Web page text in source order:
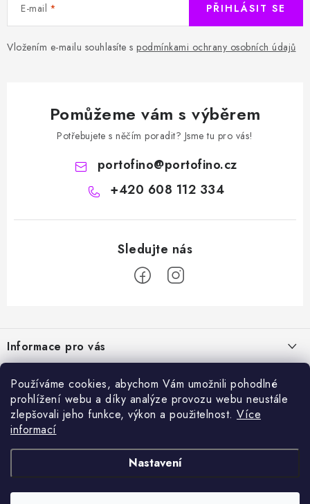
Používáme cookies, abychom Vám umožnili pohodlné
prohlížení webu a díky analýze provozu webu neustále
zlepšovali jeho funkce, výkon a použitelnost. Více
informací
Nastavení
E-mail
Vložením e-mailu souhlasíte s podmínkami ochrany osobních údajů
PŘIHLÁSIT SE
Pomůžeme vám s výběrem
Potřebujete s něčím poradit? Jsme tu pro vás!
portofino@portofino.cz
+420 608 112 334
p
a
Informace pro vás
Jak nakupovat
O nás
Kontakty
Obchodní podmínky
Sortiment
Chemie a péče o vozidla
Příslušenství a ND k automyčkám
Nejprodávanější
Napěňovač žlutý 1l (různé vstupy)
Přijímáme online platby